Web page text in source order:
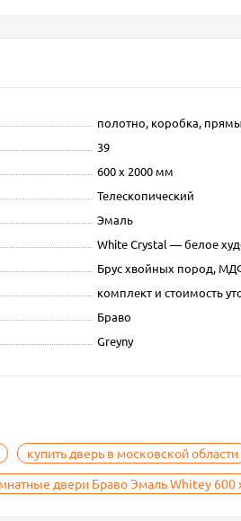
полотно, коробка,
39
600 х 2000 мм
Телескопический
Эмаль
White Сrystal — белое
Брус хвойных пород,
комплект и стоимость
Браво
Greyny
купить дверь в московской области
двери Браво Эмаль Whitey 600